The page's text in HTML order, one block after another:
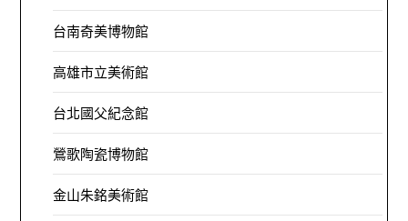
台南奇美博物館
高雄市立美術館
台北國父紀念館
鶯歌陶瓷博物館
金山朱銘美術館